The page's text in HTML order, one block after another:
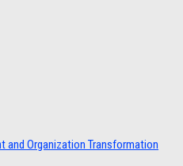
and Organization Transformation